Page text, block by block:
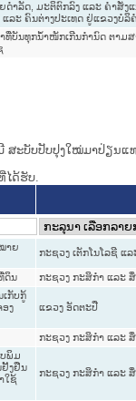
ຳລັດ, ມະຕິຕົກລົງ ແລະ ຄຳສັ່ງ
ລະ ຄົນຕ່າງປະເທດ ຢູ່ແຂວງບໍລິ
ບັນທຸກນ້ຳໜັກເກີນກຳນົດ ຕາມສ
ສະບັບປັບປຸງໃໝ່ມາປ່ຽນ
ໄດ້ຮັບ.
າຍ
ກະຊວງ ເຕັກໂນໂລຊີ ແ
ດິນ ກະຊວງ ກະສິກຳ ແລະ
ກັບກູ້
ງ
ແຂວງ ອັດຕະປື
ກະຊວງ ກະສິກຳ ແລະ
ພິມ
ງຢືນ
ໃຊ້
ກະຊວງ ກະສິກຳ ແລະ